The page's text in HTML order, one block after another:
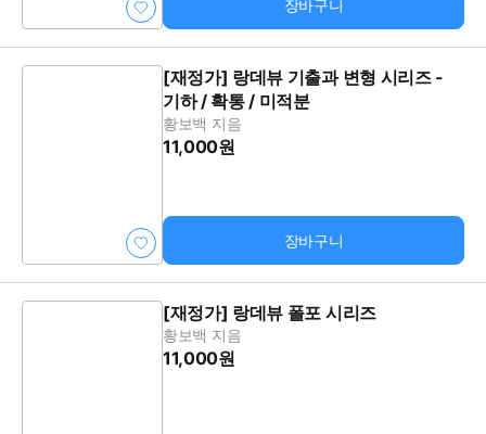
장바구니
[재정가] 랑데뷰 기출과 변형 시리즈 -
기하 / 확통 / 미적분
황보백 지음
11,000원
장바구니
[재정가] 랑데뷰 폴포 시리즈
황보백 지음
11,000원